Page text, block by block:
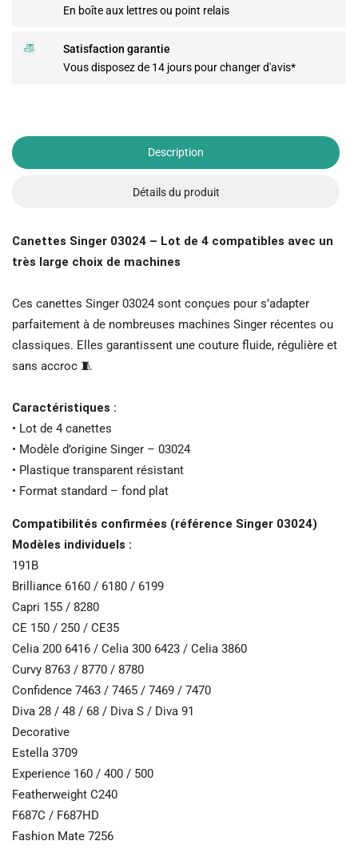
En boîte aux lettres ou point relais
Satisfaction garantie
Vous disposez de 14 jours pour changer d'avis*
Description
Détails du produit
Canettes Singer 03024 – Lot de 4 compatibles avec un
très large choix de machines
Ces canettes Singer 03024 sont conçues pour s’adapter
parfaitement à de nombreuses machines Singer récentes ou
classiques. Elles garantissent une couture fluide, régulière et
sans accroc 🧵
Caractéristiques :
• Lot de 4 canettes
• Modèle d’origine Singer – 03024
• Plastique transparent résistant
• Format standard – fond plat
Compatibilités confirmées (référence Singer 03024)
Modèles individuels :
191B
Brilliance 6160 / 6180 / 6199
Capri 155 / 8280
CE 150 / 250 / CE35
Celia 200 6416 / Celia 300 6423 / Celia 3860
Curvy 8763 / 8770 / 8780
Confidence 7463 / 7465 / 7469 / 7470
Diva 28 / 48 / 68 / Diva S / Diva 91
Decorative
Estella 3709
Experience 160 / 400 / 500
Featherweight C240
F687C / F687HD
Fashion Mate 7256